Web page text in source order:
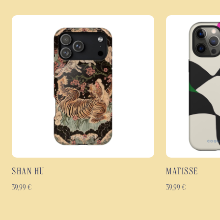
SHAN HU
39,99 €
MATISSE
39,99 €